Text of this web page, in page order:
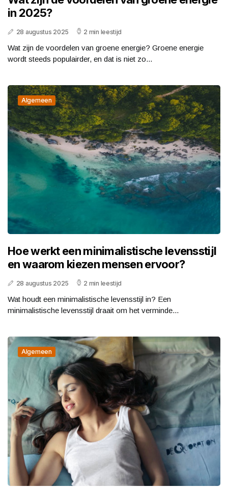
in 2025?
28 augustus 2025 2 min leestijd
Wat zijn de voordelen van groene energie? Groene energie
wordt steeds populairder, en dat is niet zo...
Algemeen
Hoe werkt een minimalistische levensstijl
en waarom kiezen mensen ervoor?
28 augustus 2025 2 min leestijd
Wat houdt een minimalistische levensstijl in? Een
minimalistische levensstijl draait om het verminde...
Algemeen